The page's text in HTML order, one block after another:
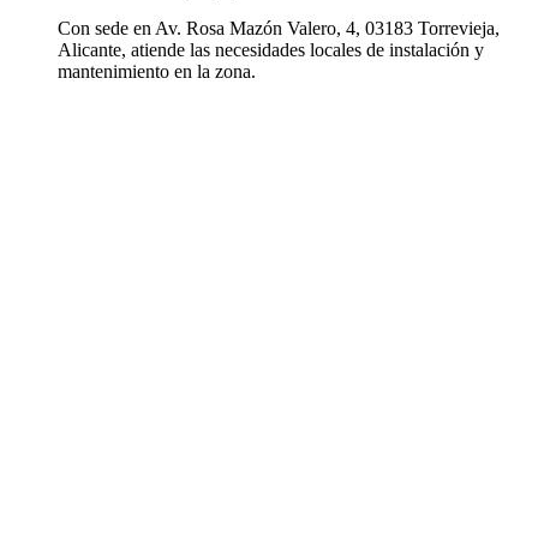
Con sede en Av. Rosa Mazón Valero, 4, 03183 Torrevieja,
Alicante, atiende las necesidades locales de instalación y
mantenimiento en la zona.